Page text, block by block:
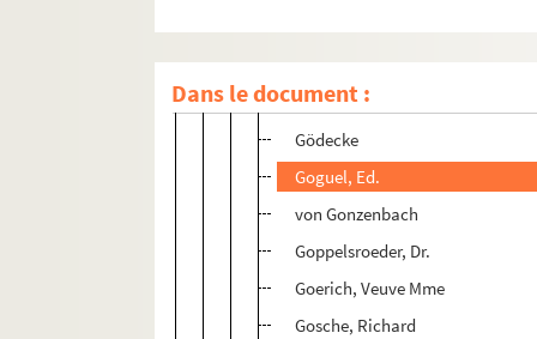
Dans le document :
Glück, Emile
Gödecke
Goguel, Ed.
von Gonzenbach
Goppelsroeder, Dr.
Goerich, Veuve Mme
Gosche, Richard